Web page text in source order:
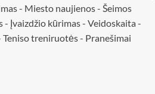
- Miesto naujienos- Šeimos
- Įvaizdžio kūrimas- Veidoskaita -
Teniso treniruotės- Pranešimai